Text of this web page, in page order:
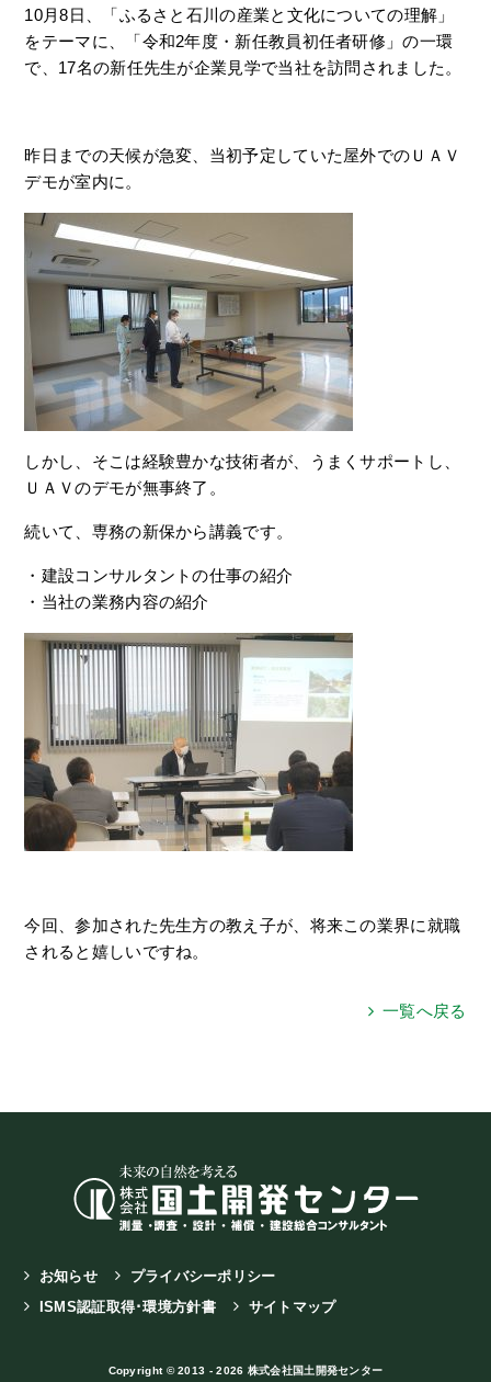
10月8日、「ふるさと石川の産業と文化についての理解」
をテーマに、「令和2年度・新任教員初任者研修」の一環
で、17名の新任先生が企業見学で当社を訪問されました。
昨日までの天候が急変、当初予定していた屋外でのＵＡＶ
デモが室内に。
しかし、そこは経験豊かな技術者が、うまくサポートし、
ＵＡＶのデモが無事終了。
続いて、専務の新保から講義です。
・建設コンサルタントの仕事の紹介
・当社の業務内容の紹介
今回、参加された先生方の教え子が、将来この業界に就職
されると嬉しいですね。
一覧へ戻る
お知らせ
プライバシーポリシー
ISMS認証取得･環境方針書
サイトマップ
Copyright © 2013 - 2026 株式会社国土開発センター